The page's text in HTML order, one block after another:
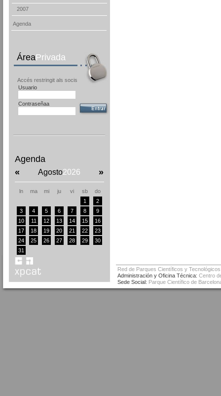
2007
Agenda
ÁreaPrivada
Accés restringit als socis
Usuario
Contraseñaa
Agenda
«
Agosto2026 »
ln ma mi ju vi sb
do
1
2
3
4 5 6 7 8
9
10
11 12 13 14 15
16
17
18 19 20 21 22
23
24
25 26 27 28 29
30
31
Red de Parques Científicos y
Administración y Oficina Técnica: Centro
Sede Social: Parque Científico de